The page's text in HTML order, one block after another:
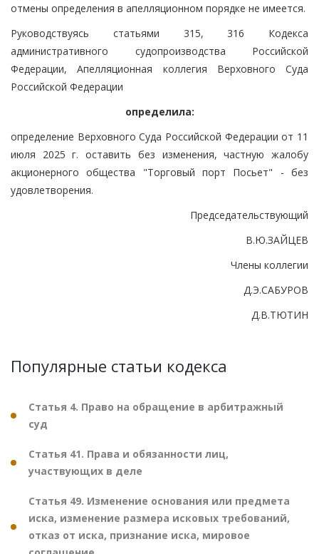
отмены определения в апелляционном порядке не имеется.
Руководствуясь статьями 315, 316 Кодекса
административного судопроизводства Российской
Федерации, Апелляционная коллегия Верховного Суда
Российской Федерации
определила:
определение Верховного Суда Российской Федерации от 11
июля 2025 г. оставить без изменения, частную жалобу
акционерного общества "Торговый порт Посьет" - без
удовлетворения.
Председательствующий
В.Ю.ЗАЙЦЕВ
Члены коллегии
Д.Э.САБУРОВ
Д.В.ТЮТИН
Популярные статьи кодекса
Статья 4. Право на обращение в арбитражный
суд
Статья 41. Права и обязанности лиц,
участвующих в деле
Статья 49. Изменение основания или предмета
иска, изменение размера исковых требований,
отказ от иска, признание иска, мировое